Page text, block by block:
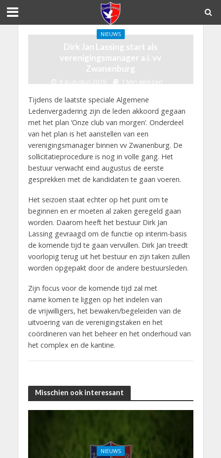
NIEUWS
Dirk Jan Lassing start als
verenigingsmanager a.i. vv
Zwanenburg
8 augustus 2019 1 Min gelezen
Tijdens de laatste speciale Algemene
Ledenvergadering zijn de leden akkoord gegaan
met het plan ‘Onze club van morgen’. Onderdeel
van het plan is het aanstellen van een
verenigingsmanager binnen vv Zwanenburg. De
sollicitatieprocedure is nog in volle gang. Het
bestuur verwacht eind augustus de eerste
gesprekken met de kandidaten te gaan voeren.
Het seizoen staat echter op het punt om te
beginnen en er moeten al zaken geregeld gaan
worden. Daarom heeft het bestuur Dirk Jan
Lassing gevraagd om de functie op interim-basis
de komende tijd te gaan vervullen. Dirk Jan treedt
voorlopig terug uit het bestuur en zijn taken zullen
worden opgepakt door de andere bestuursleden.
Zijn focus voor de komende tijd zal met
name komen te liggen op het indelen van
de vrijwilligers, het bewaken/begeleiden van de
uitvoering van de verenigingstaken en het
coördineren van het beheer en het onderhoud van
het complex en de kantine.
Misschien ook interessant
NIEUWS